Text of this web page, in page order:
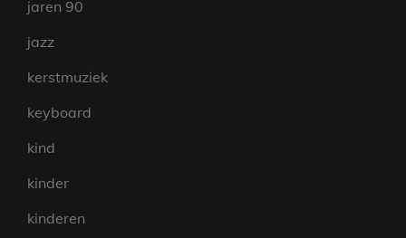
jaren 90
jazz
kerstmuziek
keyboard
kind
kinder
kinderen